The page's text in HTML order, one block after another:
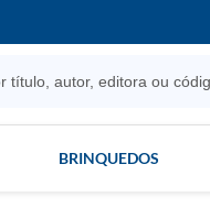
BRINQUEDOS